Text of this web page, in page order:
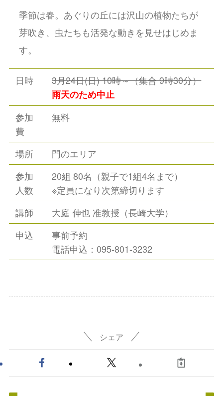
季節は春。あぐりの丘には沢山の植物たちが
芽吹き、虫たちも活発な動きを見せはじめま
す。
日時
3月24日(日) 10時～（集合 9時30分）
雨天のため中止
参加
費
無料
場所
門のエリア
参加
人数
20組 80名（親子で1組4名まで）
※定員になり次第締切ります
講師
大庭 伸也 准教授（長崎大学）
申込
事前予約
電話申込：095-801-3232
シェア